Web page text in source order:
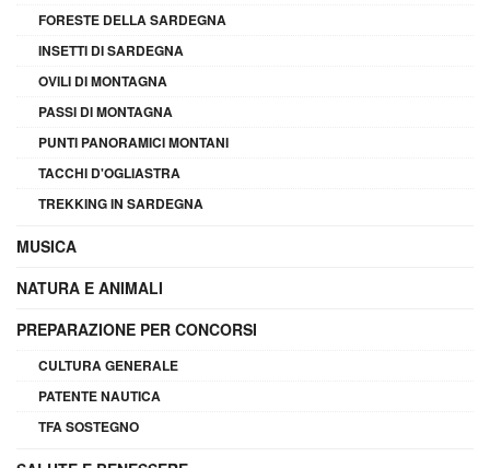
FORESTE DELLA SARDEGNA
INSETTI DI SARDEGNA
OVILI DI MONTAGNA
PASSI DI MONTAGNA
PUNTI PANORAMICI MONTANI
TACCHI D'OGLIASTRA
TREKKING IN SARDEGNA
MUSICA
NATURA E ANIMALI
PREPARAZIONE PER CONCORSI
CULTURA GENERALE
PATENTE NAUTICA
TFA SOSTEGNO